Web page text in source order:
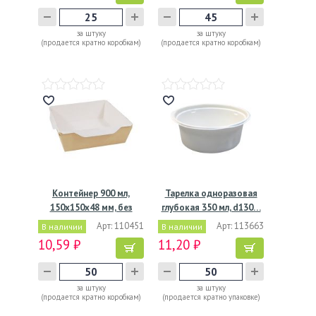
за штуку
(продается кратно коробкам)
за штуку
(продается кратно коробкам)
Контейнер 900 мл,
150х150х48 мм, без
окна,…
В наличии Арт: 110451
10,59 ₽
за штуку
(продается кратно коробкам)
Тарелка одноразовая
глубокая 350 мл, d130…
В наличии Арт: 113663
11,20 ₽
за штуку
(продается кратно упаковке)